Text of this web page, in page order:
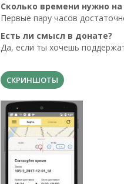
Сколько времени нужно
Первые пару часов
Есть ли смысл в донате?
Да, если ты хочешь
СКРИНШОТЫ